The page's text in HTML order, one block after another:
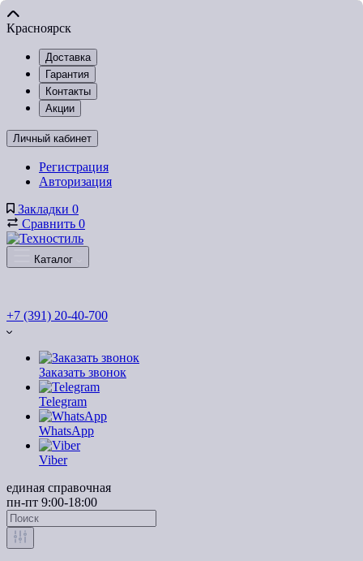
Красноярск
Доставка
Гарантия
Контакты
Акции
Личный кабинет
Регистрация
Авторизация
Закладки 0
Сравнить 0
Каталог
+7 (391) 20-40-700
Заказать звонок
Telegram
WhatsApp
Viber
единая справочная
пн-пт 9:00-18:00